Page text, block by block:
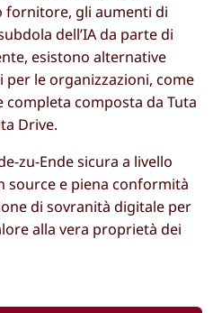
fornitore, gli aumenti di
dell’IA da parte di
esistono alternative
le organizzazioni, come
completa composta da Tuta
Drive.
zu-Ende sicura a livello
source e piena conformità
di sovranità digitale per
alla vera proprietà dei